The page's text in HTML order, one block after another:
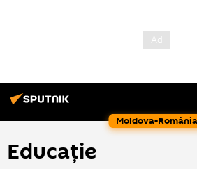
Moldova-România
Educație